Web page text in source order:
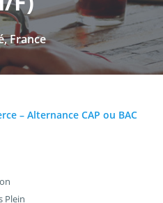
France
– Alternance CAP ou BAC
Plein